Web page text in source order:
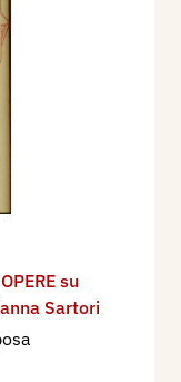
su
Sartori